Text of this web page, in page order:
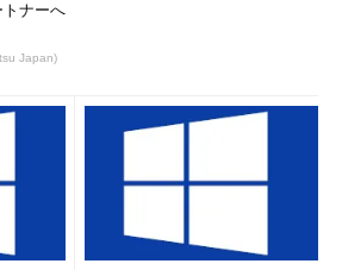
トナーへ
Japan)